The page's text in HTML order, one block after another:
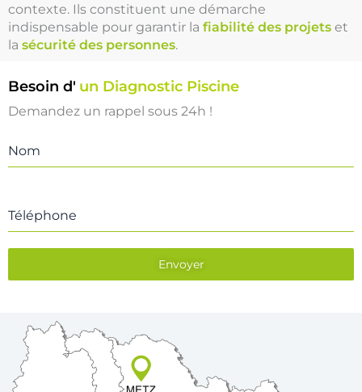
contexte. Ils constituent une démarche
indispensable pour garantir la fiabilité des projets et
la sécurité des personnes.
Besoin d' un Diagnostic Piscine
Demandez un rappel sous 24h !
Nom
Téléphone
Envoyer